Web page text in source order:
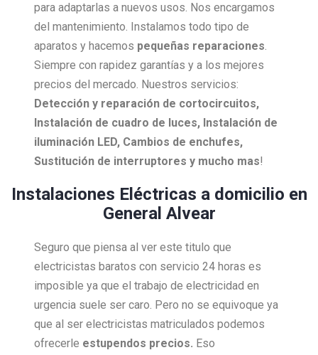
para adaptarlas a nuevos usos. Nos encargamos
del mantenimiento. Instalamos todo tipo de
aparatos y hacemos pequeñas reparaciones.
Siempre con rapidez garantías y a los mejores
precios del mercado. Nuestros servicios:
Detección y reparación de cortocircuitos,
Instalación de cuadro de luces, Instalación de
iluminación LED, Cambios de enchufes,
Sustitución de interruptores y mucho mas!
Instalaciones Eléctricas a domicilio en
General Alvear
Seguro que piensa al ver este titulo que
electricistas baratos con servicio 24 horas es
imposible ya que el trabajo de electricidad en
urgencia suele ser caro. Pero no se equivoque ya
que al ser electricistas matriculados podemos
ofrecerle estupendos precios. Eso